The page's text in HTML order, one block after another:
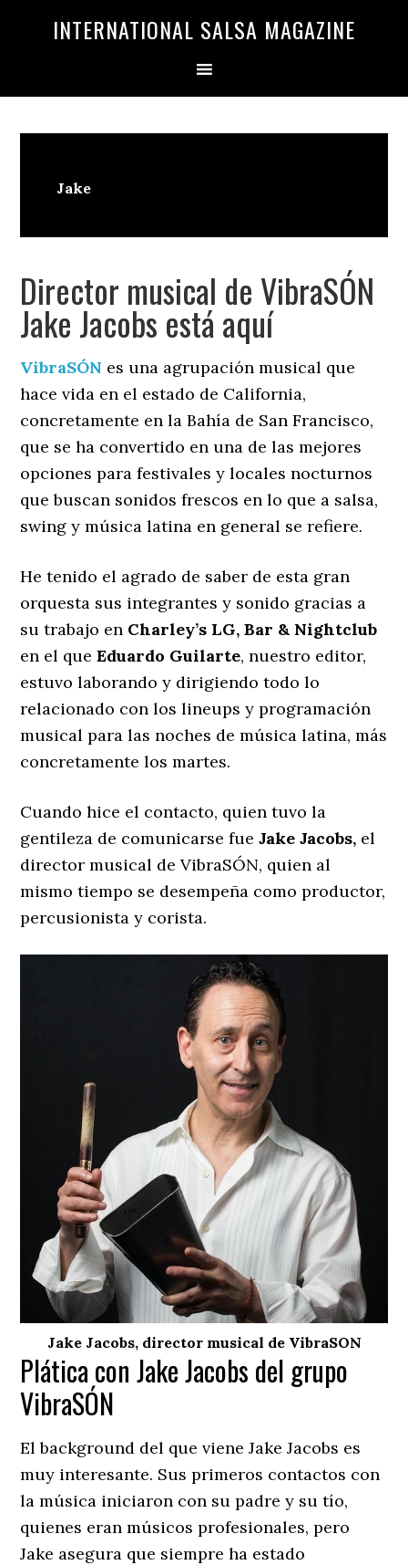
INTERNATIONAL SALSA MAGAZINE
Jake
Director musical de VibraSÓN
Jake Jacobs está aquí
VibraSÓN es una agrupación musical que
hace vida en el estado de California,
concretamente en la Bahía de San Francisco,
que se ha convertido en una de las mejores
opciones para festivales y locales nocturnos
que buscan sonidos frescos en lo que a salsa,
swing y música latina en general se refiere.
He tenido el agrado de saber de esta gran
orquesta sus integrantes y sonido gracias a
su trabajo en Charley’s LG, Bar & Nightclub
en el que Eduardo Guilarte, nuestro editor,
estuvo laborando y dirigiendo todo lo
relacionado con los lineups y programación
musical para las noches de música latina, más
concretamente los martes.
Cuando hice el contacto, quien tuvo la
gentileza de comunicarse fue Jake Jacobs, el
director musical de VibraSÓN, quien al
mismo tiempo se desempeña como productor,
percusionista y corista.
Jake Jacobs, director musical de VibraSON
Plática con Jake Jacobs del grupo
VibraSÓN
El background del que viene Jake Jacobs es
muy interesante. Sus primeros contactos con
la música iniciaron con su padre y su tío,
quienes eran músicos profesionales, pero
Jake asegura que siempre ha estado